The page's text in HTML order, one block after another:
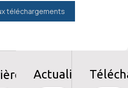
téléchargements
Actualités